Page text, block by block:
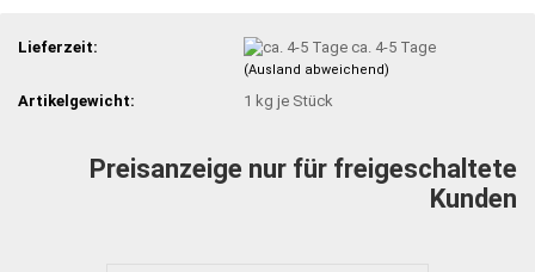
Lieferzeit: ca. 4-5 Tage
(Ausland abweichend)
Artikelgewicht: 1 kg je Stück
Preisanzeige nur für freigeschaltete
Kunden